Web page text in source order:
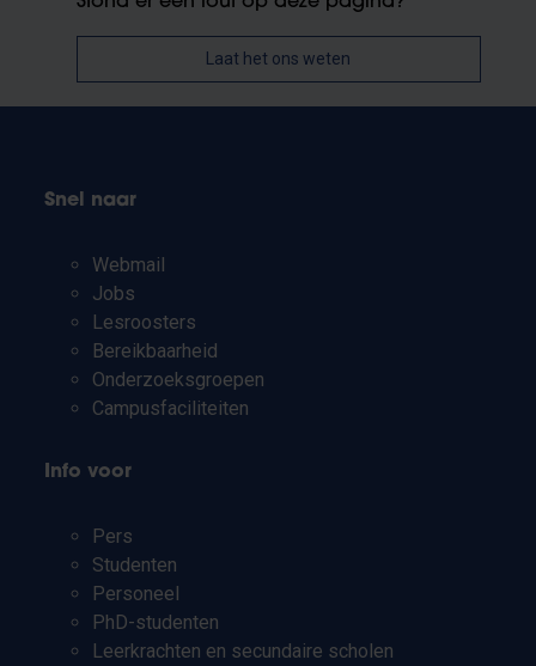
Laat het ons weten
Snel naar
Webmail
Jobs
Lesroosters
Bereikbaarheid
Onderzoeksgroepen
Campusfaciliteiten
Info voor
Pers
Studenten
Personeel
PhD-studenten
Leerkrachten en secundaire scholen